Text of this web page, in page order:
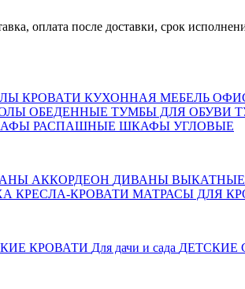
оплата после доставки, срок исполнения 2
КРОВАТИ КУХОННАЯ МЕБЕЛЬ
ОБЕДЕННЫЕ ТУМБЫ ДЛЯ ОБУВИ
РАСПАШНЫЕ ШКАФЫ УГЛОВЫЕ
АККОРДЕОН ДИВАНЫ ВЫКАТНЫЕ
КРЕСЛА-КРОВАТИ МАТРАСЫ ДЛЯ
КРОВАТИ Для дачи и сада ДЕТСКИЕ